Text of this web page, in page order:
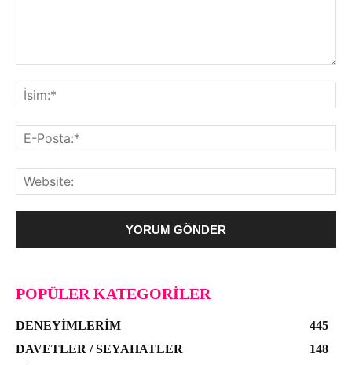
POPÜLER KATEGORILER
DENEYIMLERIM
445
DAVETLER / SEYAHATLER
148